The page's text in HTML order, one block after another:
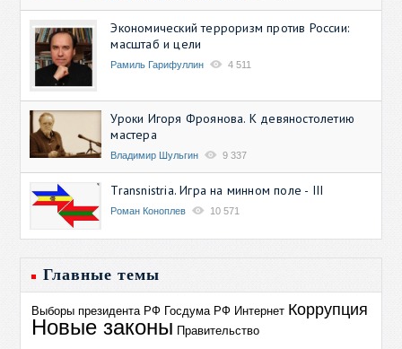
Экономический терроризм против России:
масштаб и цели
Рамиль Гарифуллин 4 511
Уроки Игоря Фроянова. К девяностолетию
мастера
Владимир Шульгин 9 337
Transnistria. Игра на минном поле - III
Роман Коноплев 10 571
Главные темы
Выборы президента РФ Госдума РФ Интернет Коррупция
Новые законы Правительство